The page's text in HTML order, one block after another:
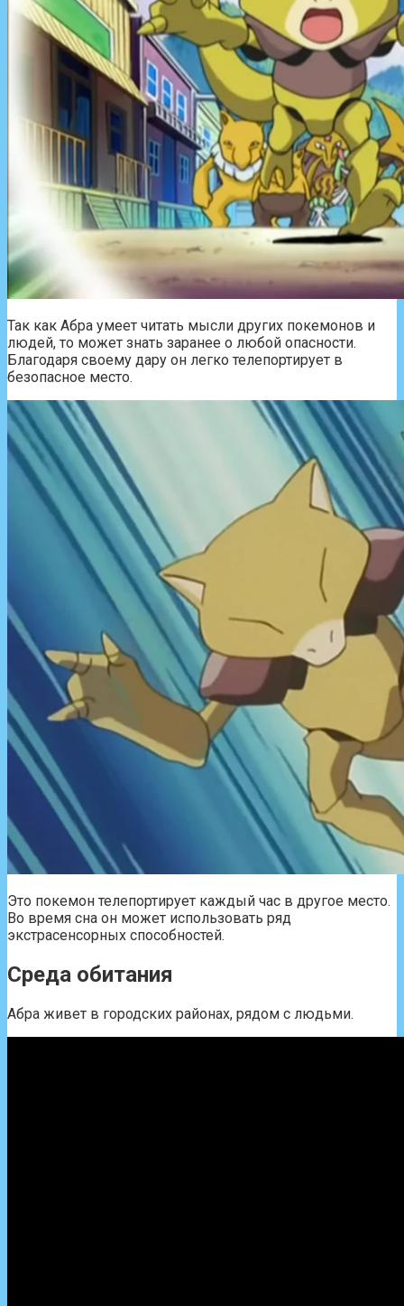
Так как Абра умеет читать мысли других покемонов и
людей, то может знать заранее о любой опасности.
Благодаря своему дару он легко телепортирует в
безопасное место.
Это покемон телепортирует каждый час в другое место.
Во время сна он может использовать ряд
экстрасенсорных способностей.
Среда обитания
Абра живет в городских районах, рядом с людьми.